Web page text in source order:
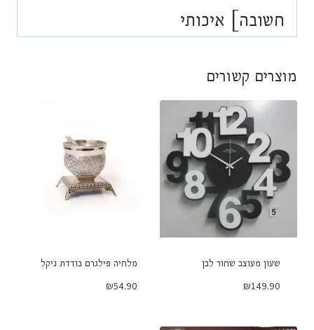
חשובה] איכותי
מוצרים קשורים
שעון מעוצב שחור לבן
₪149.90
מלחיה פילגרם בודדת ניקל
₪54.90